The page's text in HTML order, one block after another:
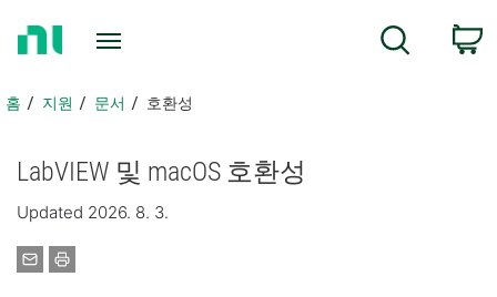
지
홈 지원 문서 호환성
LabVIEW 및 macOS 호환성
Updated 2026. 8. 3.